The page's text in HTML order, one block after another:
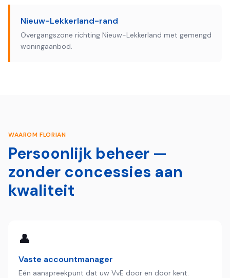
Nieuw-Lekkerland-rand
Overgangszone richting Nieuw-Lekkerland met gemengd
woningaanbod.
WAAROM FLORIAN
Persoonlijk beheer —
zonder concessies aan
kwaliteit
👤
Vaste accountmanager
Eén aanspreekpunt dat uw VvE door en door kent.